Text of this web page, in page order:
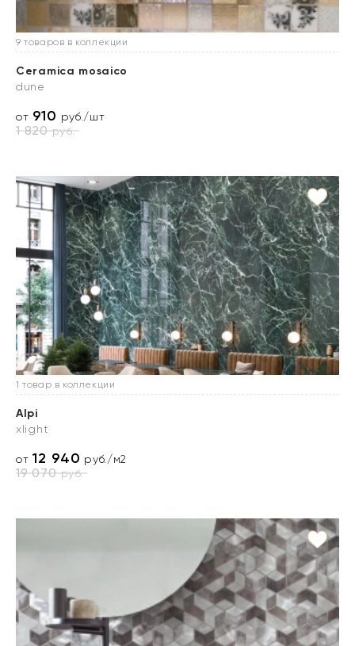
9 товаров в коллекции
Ceramica mosaico
dune
от 910 руб./шт
1 820руб.
1 товар в коллекции
Alpi
xlight
от12 940 руб./м2
19 070руб.